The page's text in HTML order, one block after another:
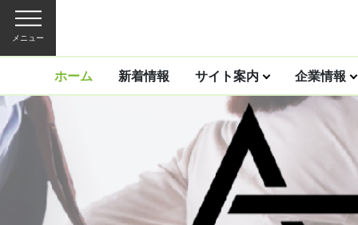
メニュー
ホーム 新着情報 サイト案内 企業情報